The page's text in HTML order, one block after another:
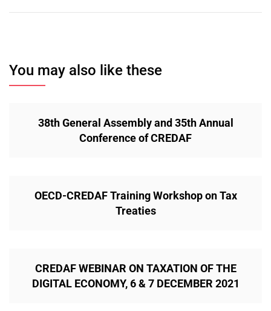
You may also like these
38th General Assembly and 35th Annual
Conference of CREDAF
OECD-CREDAF Training Workshop on Tax
Treaties
CREDAF WEBINAR ON TAXATION OF THE
DIGITAL ECONOMY, 6 & 7 DECEMBER 2021